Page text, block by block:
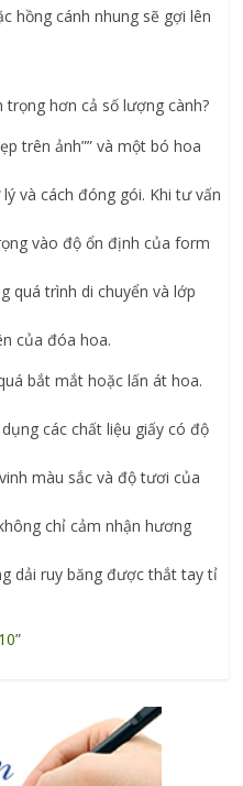
hồng cánh nhung sẽ gợi lên
hơn cả số lượng cành?
trên ảnh”” và một bó hoa
và cách đóng gói. Khi tư vấn
vào độ ổn định của form
quá trình di chuyển và lớp
của đóa hoa.
bắt mắt hoặc lấn át hoa.
các chất liệu giấy có độ
màu sắc và độ tươi của
chỉ cảm nhận hương
dải ruy băng được thắt tay tỉ
”